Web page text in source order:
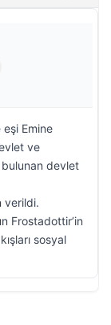
Emine
ve
bulunan devlet
verildi.
Frostadottir’in
sosyal